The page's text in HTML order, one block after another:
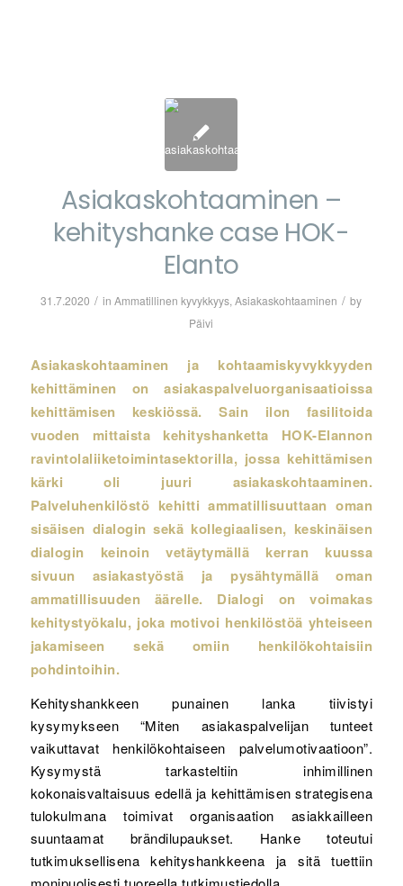
Asiakaskohtaaminen –
kehityshanke case HOK-
Elanto
31.7.2020 / inAmmatillinen kyvykkyys,Asiakaskohtaaminen / by
Päivi
Asiakaskohtaaminen ja kohtaamiskyvykkyyden
kehittäminen
on asiakaspalveluorganisaatioissa
kehittämisen keskiössä. Sain ilon fasilitoida
vuoden mittaista kehityshanketta HOK-Elannon
ravintolaliiketoimintasektorilla, jossa kehittämisen
kärki oli juuri asiakaskohtaaminen.
Palveluhenkilöstö kehitti ammatillisuuttaan oman
sisäisen dialogin sekä kollegiaalisen, keskinäisen
dialogin keinoin vetäytymällä kerran kuussa
sivuun asiakastyöstä ja pysähtymällä oman
ammatillisuuden äärelle. Dialogi on voimakas
kehitystyökalu, joka motivoi henkilöstöä yhteiseen
jakamiseen sekä omiin henkilökohtaisiin
pohdintoihin.
Kehityshankkeen punainen lanka tiivistyi
kysymykseen “Miten asiakaspalvelijan tunteet
vaikuttavat henkilökohtaiseen palvelumotivaatioon”.
Kysymystä tarkasteltiin inhimillinen
kokonaisvaltaisuus edellä ja kehittämisen strategisena
tulokulmana toimivat organisaation asiakkailleen
suuntaamat brändilupaukset. Hanke toteutui
tutkimuksellisena kehityshankkeena ja sitä tuettiin